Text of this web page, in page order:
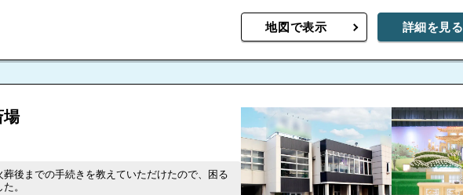
地図で表示 詳細を見る
葬後までの手続きを教えていただけたので、困る
。